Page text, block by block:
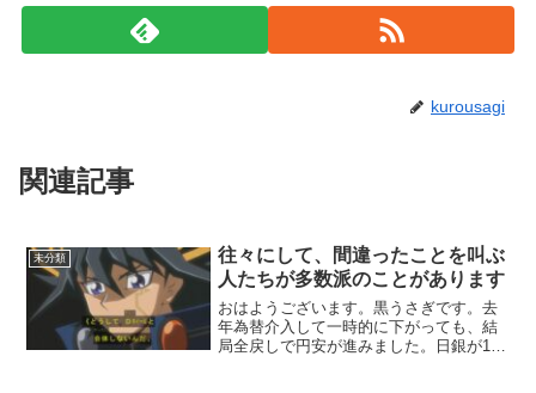
kurousagi
関連記事
未分類
往々にして、間違ったことを叫ぶ
人たちが多数派のことがあります
おはようございます。黒うさぎです。去
年為替介入して一時的に下がっても、結
局全戻しで円安が進みました。日銀が1％